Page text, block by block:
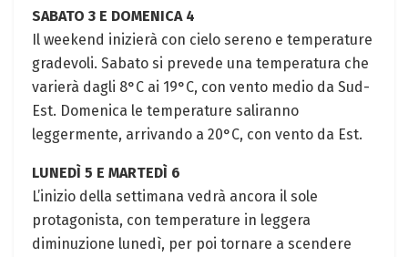
SABATO 3 E DOMENICA 4
Il weekend inizierà con cielo sereno e temperature
gradevoli. Sabato si prevede una temperatura che
varierà dagli 8°C ai 19°C, con vento medio da Sud-
Est. Domenica le temperature saliranno
leggermente, arrivando a 20°C, con vento da Est.
LUNEDÌ 5 E MARTEDÌ 6
L’inizio della settimana vedrà ancora il sole
protagonista, con temperature in leggera
diminuzione lunedì, per poi tornare a scendere